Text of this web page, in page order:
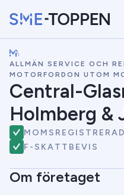
START
ÅRETS VINNARE
BRANSCHER
SÖK
NYHETER
\
ALLMÄN SERVICE OCH
MOTORFORDON UTOM
Central-
Holmberg &
MOMSREGISTRERAD
F-SKATTBEVIS
Om företaget